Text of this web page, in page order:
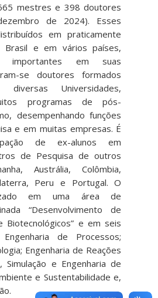
mestres e 398 doutores
de 2024). Esses
em praticamente
e em vários países,
importantes em suas
se doutores formados
Universidades,
programas de pós-
desempenhando funções
e em muitas empresas. É
de ex-alunos em
de Pesquisa de outros
Austrália, Colômbia,
Peru e Portugal. O
em uma área de
“Desenvolvimento de
Biotecnológicos” e em seis
de Processos;
Engenharia de Reações
Simulação e Engenharia de
e Sustentabilidade e,